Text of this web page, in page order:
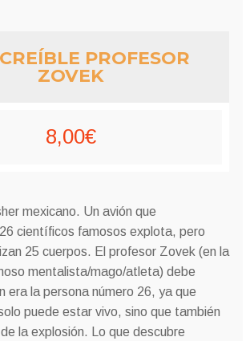
PROFESOR
ZOVEK
8,00€
mexicano. Un avión que
científicos famosos explota, pero
25 cuerpos. El profesor Zovek (en la
mentalista/mago/atleta) debe
era la persona número 26, ya que
puede estar vivo, sino que también
la explosión. Lo que descubre